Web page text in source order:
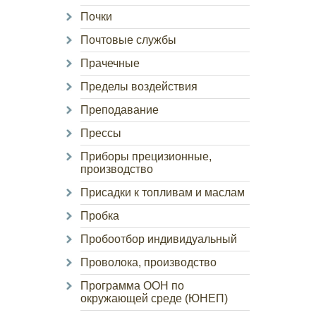
Почки
Почтовые службы
Прачечные
Пределы воздействия
Преподавание
Прессы
Приборы прецизионные,
производство
Присадки к топливам и маслам
Пробка
Пробоотбор индивидуальный
Проволока, производство
Программа ООН по
окружающей среде (ЮНЕП)